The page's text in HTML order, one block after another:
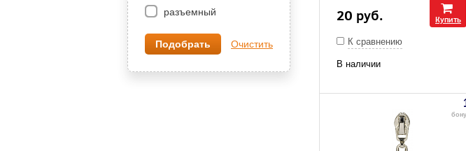
разъемный
Очистить
20 руб. Купить
К сравнению
В наличии